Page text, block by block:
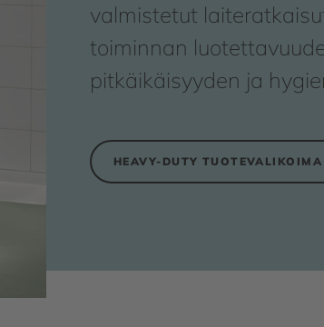
valmistetut
toiminnan
pitkäikäisyyden ja
HEAVY-DUTY TUOTEVALIKOIMA